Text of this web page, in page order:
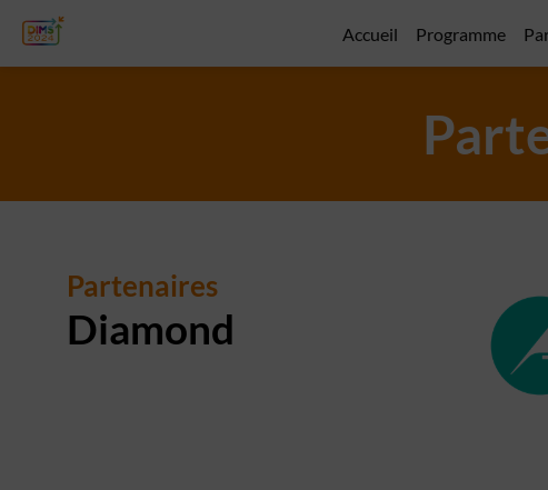
Accueil Programme
Partenaires
Diamond